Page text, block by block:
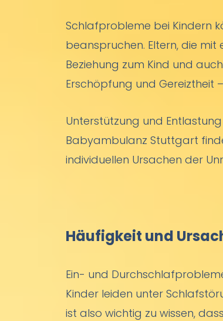
Schlafprobleme bei Kindern
beanspruchen. Eltern, die
Beziehung zum Kind und
Erschöpfung und Gereiztheit
Unterstützung und
Babyambulanz Stuttgart
individuellen Ursachen der
Häufigkeit und
Ein- und
Kinder leiden unter
ist also wichtig zu wissen,